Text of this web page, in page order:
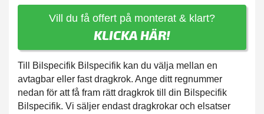
Vill du få offert på monterat & klart?
KLICKA HÄR!
Till Bilspecifik Bilspecifik kan du välja mellan en
avtagbar eller fast dragkrok. Ange ditt regnummer
nedan för att få fram rätt dragkrok till din Bilspecifik
Bilspecifik. Vi säljer endast dragkrokar och elsatser